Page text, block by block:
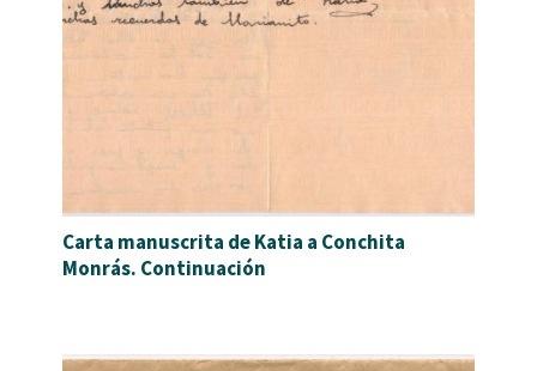
Carta manuscrita de Katia a Conchita
Monrás. Continuación